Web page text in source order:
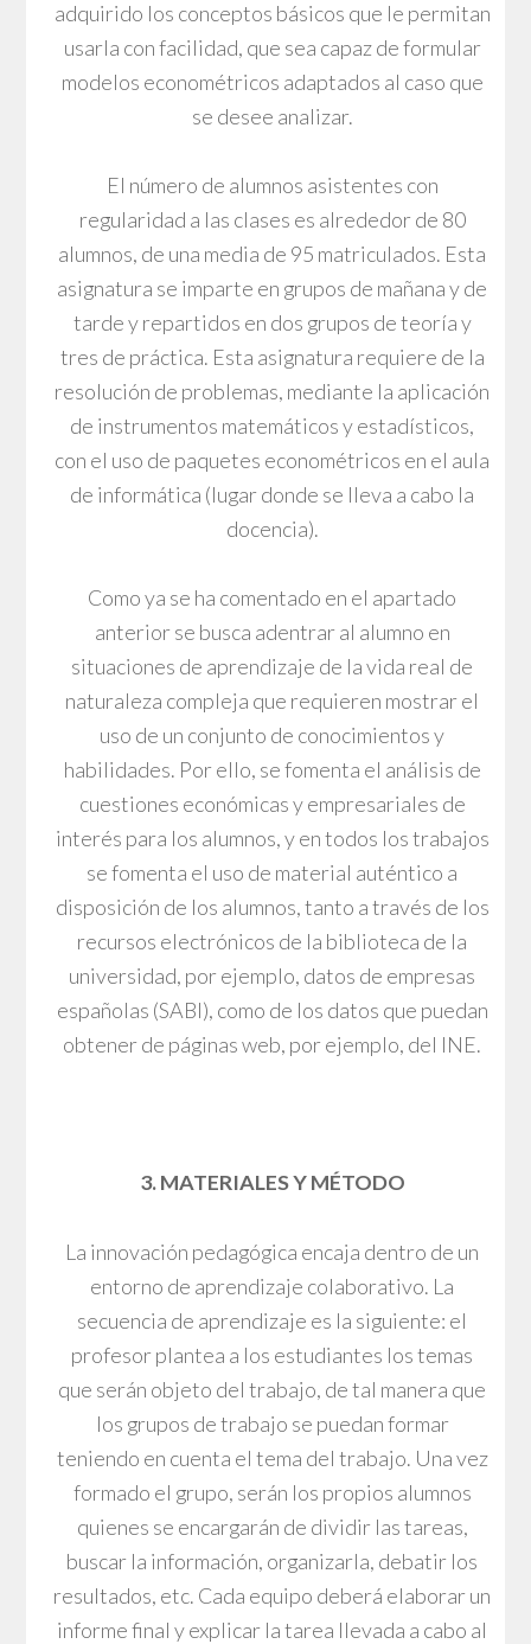
adquirido los conceptos básicos que le permitan
usarla con facilidad, que sea capaz de formular
modelos econométricos adaptados al caso que
se desee analizar.
El número de alumnos asistentes con
regularidad a las clases es alrededor de 80
alumnos, de una media de 95 matriculados. Esta
asignatura se imparte en grupos de mañana y de
tarde y repartidos en dos grupos de teoría y
tres de práctica. Esta asignatura requiere de la
resolución de problemas, mediante la aplicación
de instrumentos matemáticos y estadísticos,
con el uso de paquetes econométricos en el aula
de informática (lugar donde se lleva a cabo la
docencia).
Como ya se ha comentado en el apartado
anterior se busca adentrar al alumno en
situaciones de aprendizaje de la vida real de
naturaleza compleja que requieren mostrar el
uso de un conjunto de conocimientos y
habilidades. Por ello, se fomenta el análisis de
cuestiones económicas y empresariales de
interés para los alumnos, y en todos los trabajos
se fomenta el uso de material auténtico a
disposición de los alumnos, tanto a través de los
recursos electrónicos de la biblioteca de la
universidad, por ejemplo, datos de empresas
españolas (SABI), como de los datos que puedan
obtener de páginas web, por ejemplo, del INE.
3. MATERIALES Y MÉTODO
La innovación pedagógica encaja dentro de un
entorno de aprendizaje colaborativo. La
secuencia de aprendizaje es la siguiente: el
profesor plantea a los estudiantes los temas
que serán objeto del trabajo, de tal manera que
los grupos de trabajo se puedan formar
teniendo en cuenta el tema del trabajo. Una vez
formado el grupo, serán los propios alumnos
quienes se encargarán de dividir las tareas,
buscar la información, organizarla, debatir los
resultados, etc. Cada equipo deberá elaborar un
informe final y explicar la tarea llevada a cabo al